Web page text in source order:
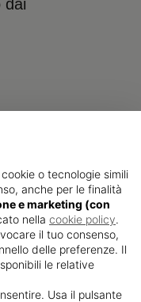
dai
lucernari è
si
sicurezza.
capaci di
direggere
edifici a cui
o tecnologie simili
anche per le finalità
e marketing (con
nella cookie policy.
il tuo consenso,
delle preferenze. Il
le relative
Usa il pulsante